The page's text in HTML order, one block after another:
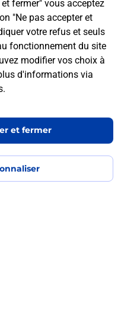
fermer" vous acceptez
"Ne pas accepter et
votre refus et seuls
fonctionnement du site
modifier vos choix à
d'informations via
.
et fermer
Mobile ?
mon iPhone
La Poste Mobile
mon
ST AUBIN